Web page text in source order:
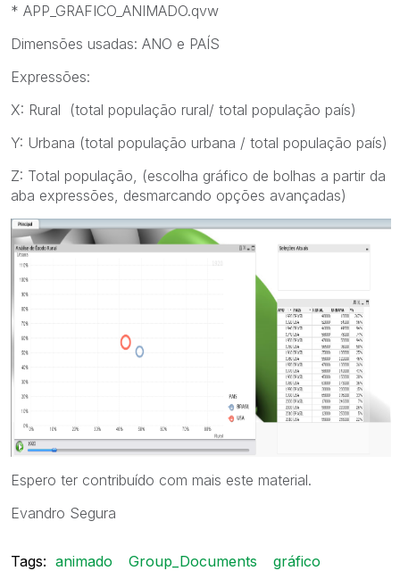
* APP_GRAFICO_ANIMADO.qvw
Dimensões usadas: ANO e PAÍS
Expressões:
X: Rural (total população rural/ total população país)
Y: Urbana (total população urbana / total população país)
Z: Total população, (escolha gráfico de bolhas a partir da
aba expressões, desmarcando opções avançadas)
Espero ter contribuído com mais este material.
Evandro Segura
Tags: animado Group_Documents gráfico